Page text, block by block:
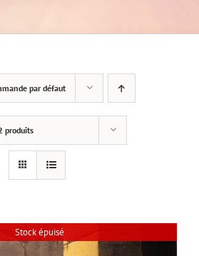
par défaut
produits
Stock épuisé